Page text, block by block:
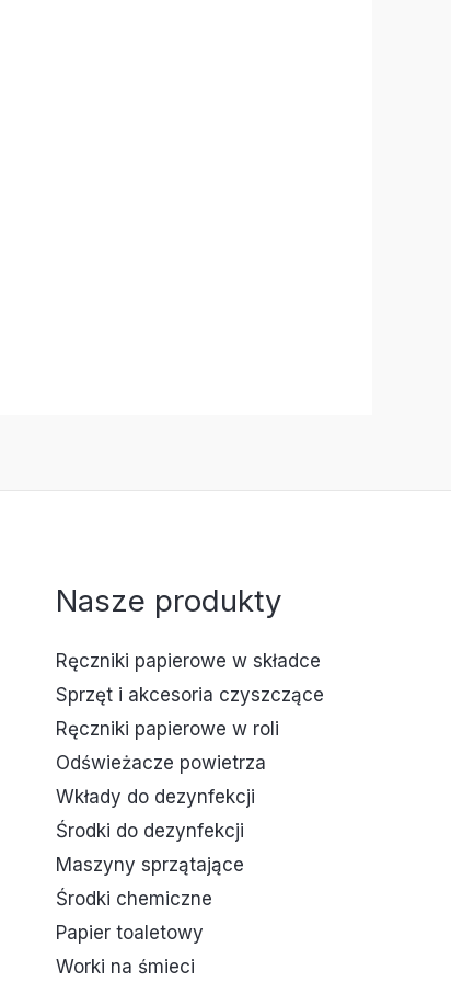
Nasze produkty
Ręczniki papierowe w składce
Sprzęt i akcesoria czyszczące
Ręczniki papierowe w roli
Odświeżacze powietrza
Wkłady do dezynfekcji
Środki do dezynfekcji
Maszyny sprzątające
Środki chemiczne
Papier toaletowy
Worki na śmieci